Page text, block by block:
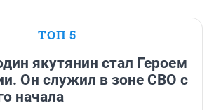
ТОП 5
якутянин стал Героем
Он служил в зоне СВО с
начала